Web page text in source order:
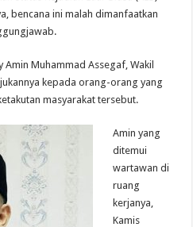
bencana ini malah dimanfaatkan
Amin Muhammad Assegaf, Wakil
kepada orang-orang yang
masyarakat tersebut.
Amin yang
ditemui
wartawan di
ruang
kerjanya,
Kamis